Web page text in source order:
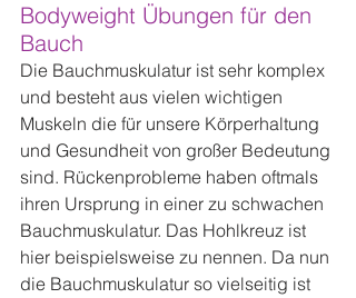
Bodyweight Übungen für den
Bauch
Die Bauchmuskulatur ist sehr komplex
und besteht aus vielen wichtigen
Muskeln die für unsere Körperhaltung
und Gesundheit von großer Bedeutung
sind. Rückenprobleme haben oftmals
ihren Ursprung in einer zu schwachen
Bauchmuskulatur. Das Hohlkreuz ist
hier beispielsweise zu nennen. Da nun
die Bauchmuskulatur so vielseitig ist